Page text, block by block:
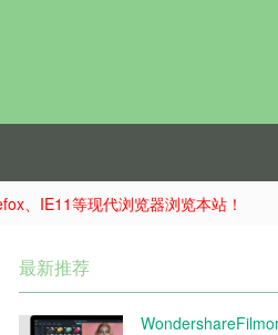
、IE11等现代浏览器浏览本站！
最新推荐